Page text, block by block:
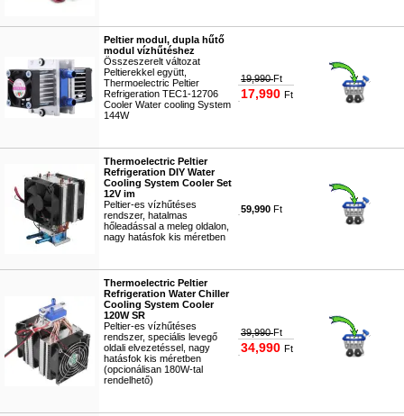
Peltier modul, dupla hűtő
modul vízhűtéshez
Összeszerelt változat
Peltierekkel együtt,
Thermoelectric Peltier
Refrigeration TEC1-12706
Cooler Water cooling System
144W
19,990Ft
17,990 Ft
Thermoelectric Peltier
Refrigeration DIY Water
Cooling System Cooler Set
12V im
Peltier-es vízhűtéses
rendszer, hatalmas
hőleadással a meleg oldalon,
nagy hatásfok kis méretben
59,990 Ft
Thermoelectric Peltier
Refrigeration Water Chiller
Cooling System Cooler
120W SR
Peltier-es vízhűtéses
rendszer, speciális levegő
oldali elvezetéssel, nagy
hatásfok kis méretben
(opcionálisan 180W-tal
rendelhető)
39,990Ft
34,990 Ft